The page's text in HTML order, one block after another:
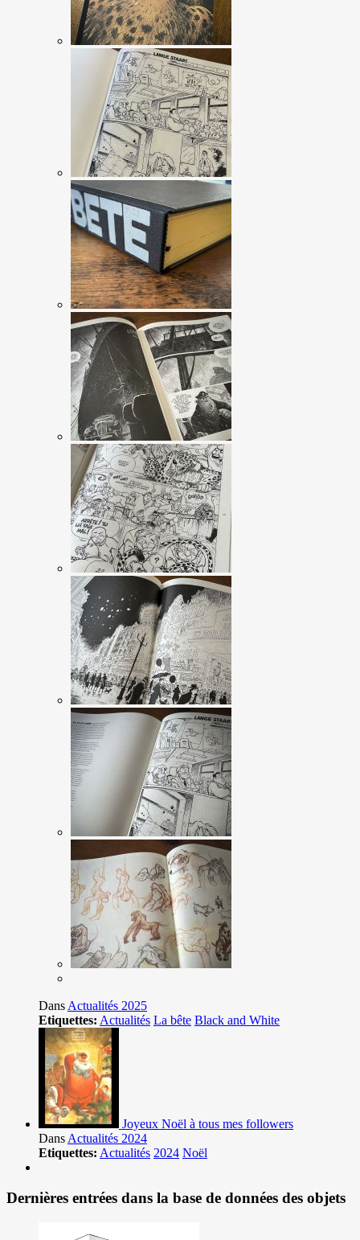
Dans Actualités 2025
Etiquettes: Actualités La bête Black and White
Joyeux Noël à tous mes followers
Dans Actualités 2024
Etiquettes: Actualités 2024 Noël
Dernières entrées dans la base de données des objets